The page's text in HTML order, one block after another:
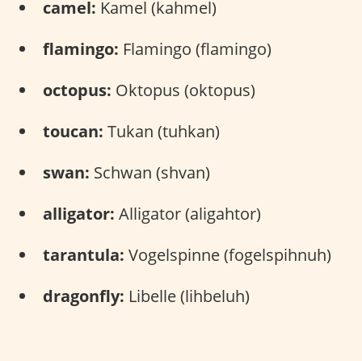
camel: Kamel (kahmel)
flamingo: Flamingo (flamingo)
octopus: Oktopus (oktopus)
toucan: Tukan (tuhkan)
swan: Schwan (shvan)
alligator: Alligator (aligahtor)
tarantula: Vogelspinne (fogelspihnuh)
dragonfly: Libelle (lihbeluh)